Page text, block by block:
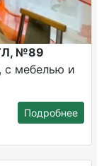
№89
с мебелью и
Подробнее